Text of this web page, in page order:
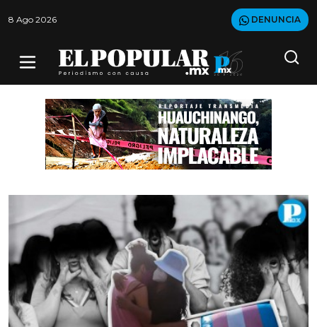
8 Ago 2026 DENUNCIA